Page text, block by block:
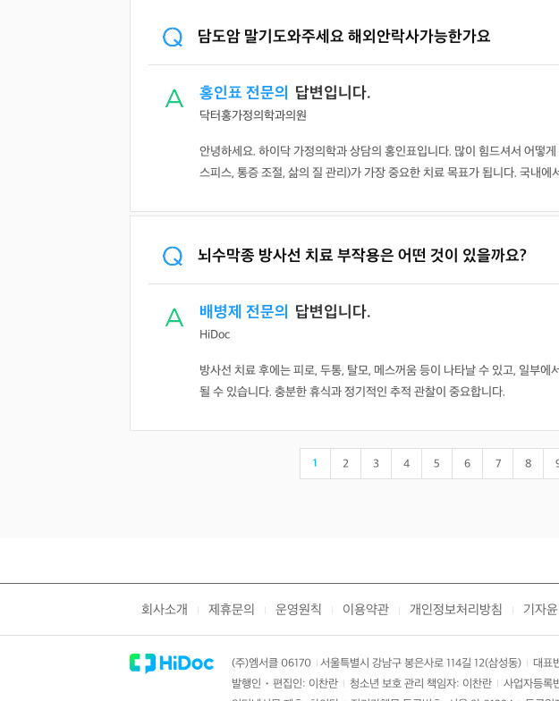
담도암 말기도와주세요 해외안락사가능한가요
홍인표 전문의 답변입니다.
닥터홍가정의학과의원
안녕하세요. 하이닥 가정의학과 상담의 홍인표입니다. 많이 힘드셔서 어떻
스피스, 통증 조절, 삶의 질 관리)가 가장 중요한 치료 목표가 됩니다. 국내에
뇌수막종 방사선 치료 부작용은 어떤 것이 있을까요?
배병제 전문의 답변입니다.
HiDoc
방사선 치료 후에는 피로, 두통, 탈모, 메스꺼움 등이 나타날 수 있고, 일부에
될 수 있습니다. 충분한 휴식과 정기적인 추적 관찰이 중요합니다.
1 2 3 4 5 6 7 8
-
-
창원
회사소개 제휴문의 운영원칙 이용약관 개인정보처리방침 기자
(주)엠서클 06170 서울특별시 강남구 봉은사로 114길 12(삼성동)
대표
발행인・편집인: 이찬란
청소년 보호 관리 책임자: 이찬란
사업자등